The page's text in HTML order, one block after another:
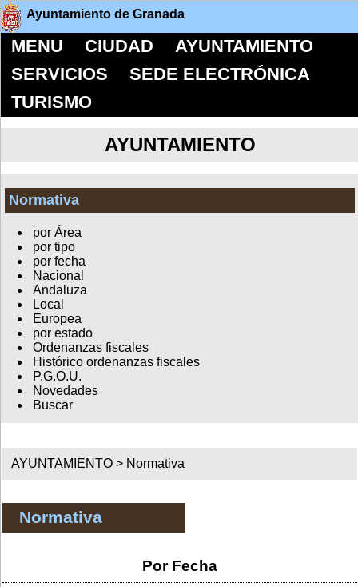
Ayuntamiento de Granada
MENU CIUDAD
AYUNTAMIENTO
SERVICIOS
SEDE ELECTRÓNICA
TURISMO
AYUNTAMIENTO
Normativa
por Área
por tipo
por fecha
Nacional
Andaluza
Local
Europea
por estado
Ordenanzas fiscales
Histórico ordenanzas fiscales
P.G.O.U.
Novedades
Buscar
AYUNTAMIENTO > Normativa
Normativa
Por Fecha